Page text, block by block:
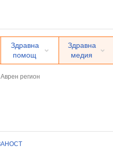
Здравна
помощ
Здравна
медия
Аврен регион